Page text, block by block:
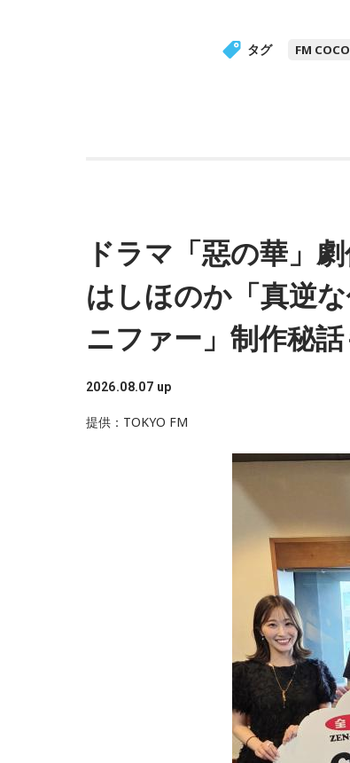
タグ FM
ドラマ「惡の華」
はしほのか「真逆
ニファー」制作秘話
2026.08.07 up
提供：TOKYO FM